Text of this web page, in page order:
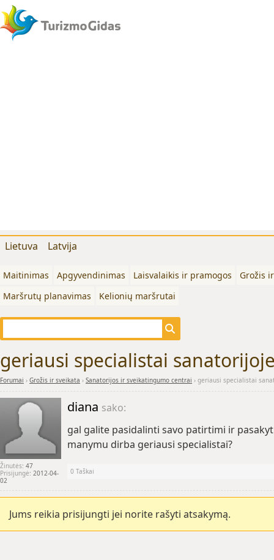
Lietuva Latvija
Maitinimas Apgyvendinimas Laisvalaikis ir pramogos
Grožis
Maršrutų planavimas
Kelionių maršrutai
geriausi specialistai
Forumai › Grožis ir sveikata › Sanatorijos ir sveikatingumo centrai › geriausi specialistai
Žinutės: 47
Prisijungė: 2012-04-
02
diana sako:
gal galite pasidalinti savo patirtimi ir
manymu dirba geriausi specialistai?
0 Taškai
Jums reikia prisijungti jei norite rašyti atsakymą.